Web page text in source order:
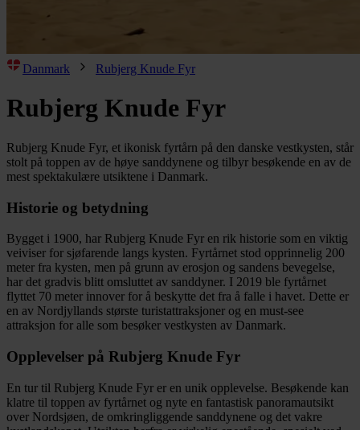
Danmark Rubjerg Knude Fyr
Rubjerg Knude Fyr
Rubjerg Knude Fyr, et ikonisk fyrtårn på den danske vestkysten, står
stolt på toppen av de høye sanddynene og tilbyr besøkende en av de
mest spektakulære utsiktene i Danmark.
Historie og betydning
Bygget i 1900, har Rubjerg Knude Fyr en rik historie som en viktig
veiviser for sjøfarende langs kysten. Fyrtårnet stod opprinnelig 200
meter fra kysten, men på grunn av erosjon og sandens bevegelse,
har det gradvis blitt omsluttet av sanddyner. I 2019 ble fyrtårnet
flyttet 70 meter innover for å beskytte det fra å falle i havet. Dette er
en av Nordjyllands største turistattraksjoner og en must-see
attraksjon for alle som besøker vestkysten av Danmark.
Opplevelser på Rubjerg Knude Fyr
En tur til Rubjerg Knude Fyr er en unik opplevelse. Besøkende kan
klatre til toppen av fyrtårnet og nyte en fantastisk panoramautsikt
over Nordsjøen, de omkringliggende sanddynene og det vakre